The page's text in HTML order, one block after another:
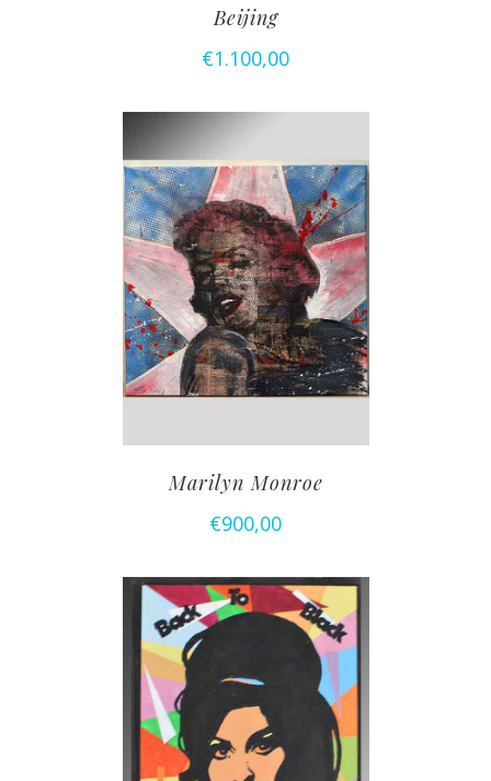
Beijing
€1.100,00
TOEVOEGEN AAN
WINKELWAGEN
Marilyn Monroe
€900,00
TOEVOEGEN AAN
WINKELWAGEN